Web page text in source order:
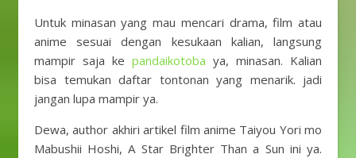
Untuk minasan yang mau mencari drama, film atau
anime sesuai dengan kesukaan kalian, langsung
mampir saja ke pandaikotoba ya, minasan. Kalian
bisa temukan daftar tontonan yang menarik. jadi
jangan lupa mampir ya.
Dewa, author akhiri artikel film anime Taiyou Yori mo
Mabushii Hoshi, A Star Brighter Than a Sun ini ya.